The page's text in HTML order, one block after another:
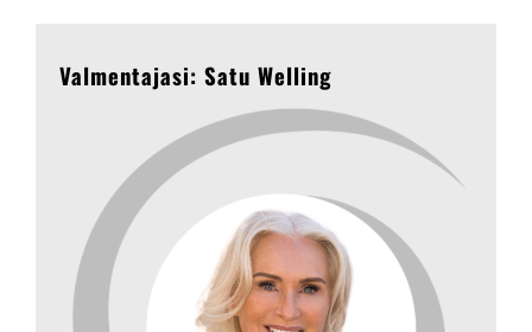
Valmentajasi: Satu Welling